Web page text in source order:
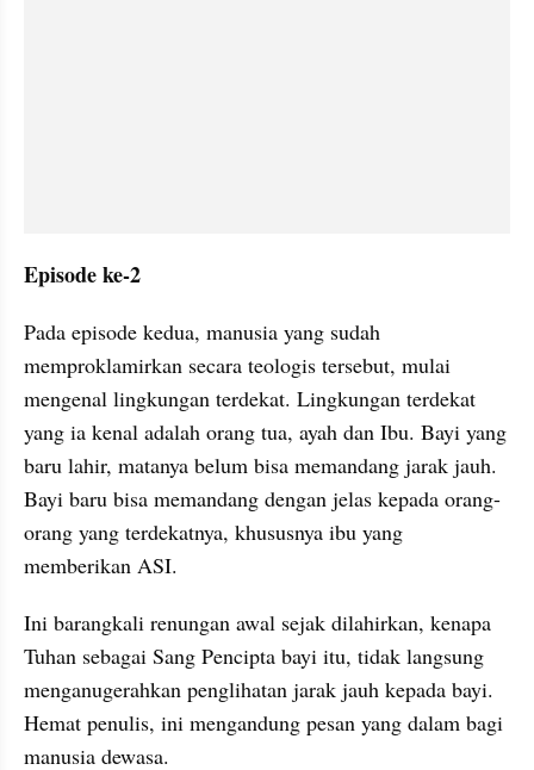
Episode ke-2
Pada episode kedua, manusia yang sudah
memproklamirkan secara teologis tersebut, mulai
mengenal lingkungan terdekat. Lingkungan terdekat
yang ia kenal adalah orang tua, ayah dan Ibu. Bayi yang
baru lahir, matanya belum bisa memandang jarak jauh.
Bayi baru bisa memandang dengan jelas kepada orang-
orang yang terdekatnya, khususnya ibu yang
memberikan ASI.
Ini barangkali renungan awal sejak dilahirkan, kenapa
Tuhan sebagai Sang Pencipta bayi itu, tidak langsung
menganugerahkan penglihatan jarak jauh kepada bayi.
Hemat penulis, ini mengandung pesan yang dalam bagi
manusia dewasa.